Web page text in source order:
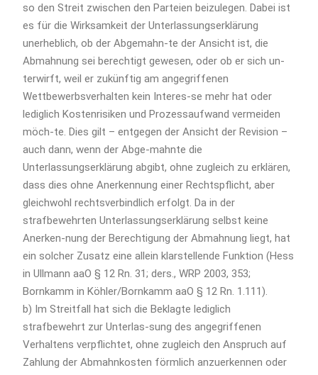
so den Streit zwischen den Parteien beizulegen. Dabei ist
es für die Wirksamkeit der Unterlassungserklärung
unerheblich, ob der Abgemahn-te der Ansicht ist, die
Abmahnung sei berechtigt gewesen, oder ob er sich un-
terwirft, weil er zukünftig am angegriffenen
Wettbewerbsverhalten kein Interes-se mehr hat oder
lediglich Kostenrisiken und Prozessaufwand vermeiden
möch-te. Dies gilt – entgegen der Ansicht der Revision –
auch dann, wenn der Abge-mahnte die
Unterlassungserklärung abgibt, ohne zugleich zu erklären,
dass dies ohne Anerkennung einer Rechtspflicht, aber
gleichwohl rechtsverbindlich erfolgt. Da in der
strafbewehrten Unterlassungserklärung selbst keine
Anerken-nung der Berechtigung der Abmahnung liegt, hat
ein solcher Zusatz eine allein klarstellende Funktion (Hess
in Ullmann aaO § 12 Rn. 31; ders., WRP 2003, 353;
Bornkamm in Köhler/Bornkamm aaO § 12 Rn. 1.111).
b) Im Streitfall hat sich die Beklagte lediglich
strafbewehrt zur Unterlas-sung des angegriffenen
Verhaltens verpflichtet, ohne zugleich den Anspruch auf
Zahlung der Abmahnkosten förmlich anzuerkennen oder